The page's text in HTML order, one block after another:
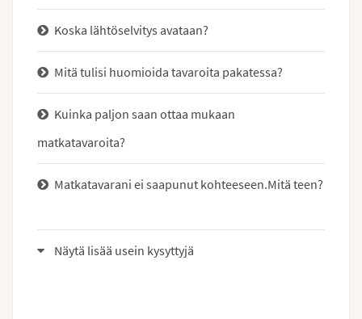
Koska lähtöselvitys avataan?
Mitä tulisi huomioida tavaroita pakatessa?
Kuinka paljon saan ottaa mukaan
matkatavaroita?
Matkatavarani ei saapunut kohteeseen.Mitä teen?
Näytä lisää usein kysyttyjä